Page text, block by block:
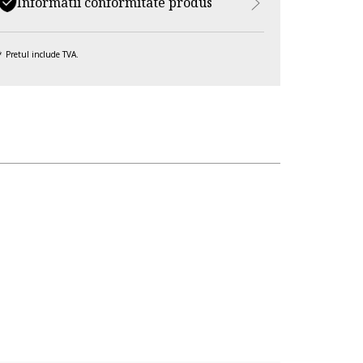
Pretul include TVA.